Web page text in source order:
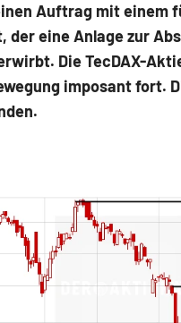
Auftrag mit einem
der eine Anlage zur
Die TecDAX-
imposant fort.